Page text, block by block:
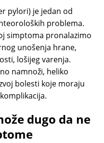
pylori) je jedan od
problema.
simptoma pronalazimo
unošenja hrane,
lošijeg varenja.
namnoži, heliko
bolesti koje moraju
dugo da ne